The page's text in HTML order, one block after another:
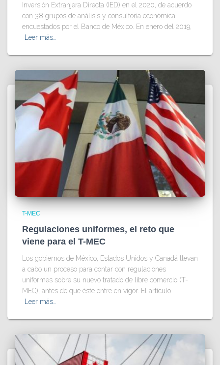
Inversión Extranjera Directa (IED) en el 2020, de acuerdo
con 38 grupos de análisis y consultoría económica
encuestados por el Banco de México. En enero del 2019,
Leer más…
T-MEC
Regulaciones uniformes, el reto que
viene para el T-MEC
Los gobiernos de México, Estados Unidos y Canadá llevan
a cabo un proceso para contar con regulaciones
uniformes sobre su nuevo tratado de libre comercio (T-
MEC), antes de que éste entre en vigor. El artículo
Leer más…